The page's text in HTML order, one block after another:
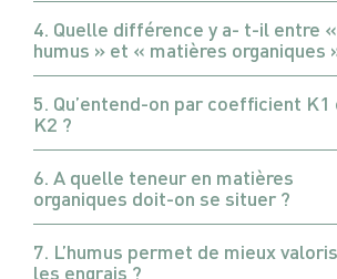
4. Quelle différence y a- t-il entre «
humus » et « matières organiques
5. Qu’entend-on par coefficient K1
K2 ?
6. A quelle teneur en matières
organiques doit-on se situer ?
7. L’humus permet de mieux
les engrais ?